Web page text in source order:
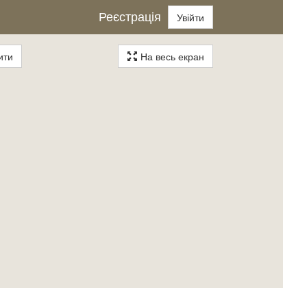
Реєстрація Увійти
На весь екран